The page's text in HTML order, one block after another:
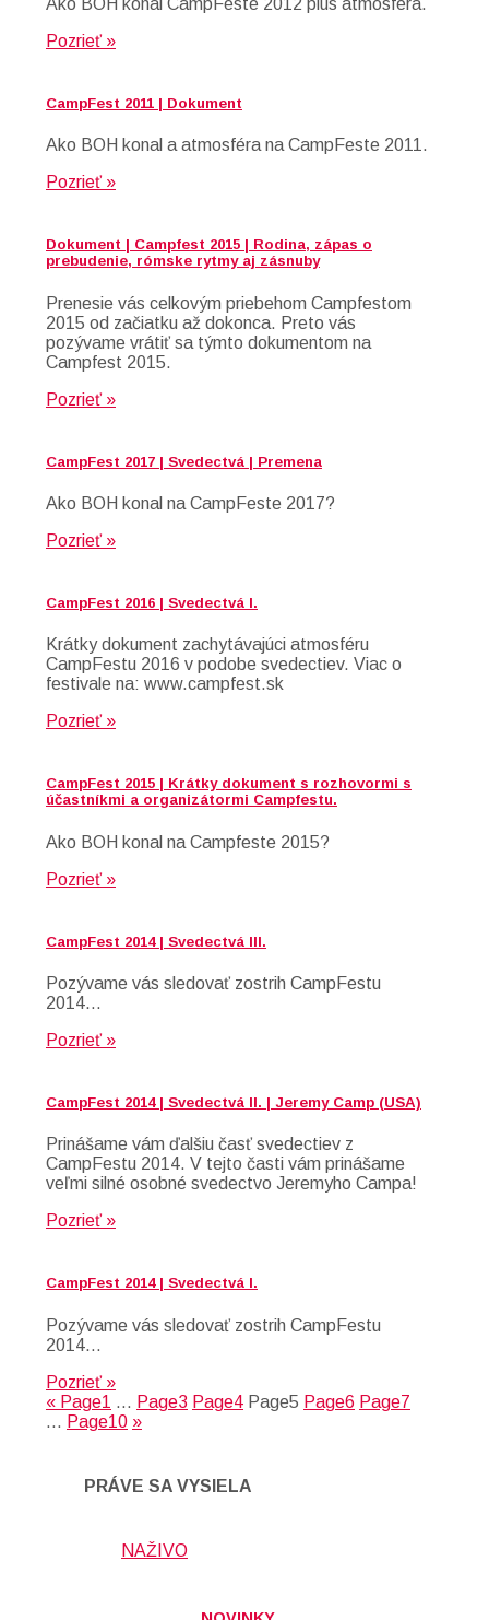
Pozrieť »
CampFest 2011 | Dokument
Ako BOH konal a atmosféra na CampFeste 2011.
Pozrieť »
Dokument | Campfest 2015 | Rodina, zápas o
prebudenie, rómske rytmy aj zásnuby
Prenesie vás celkovým priebehom Campfestom
2015 od začiatku až dokonca. Preto vás
pozývame vrátiť sa týmto dokumentom na
Campfest 2015.
Pozrieť »
CampFest 2017 | Svedectvá | Premena
Ako BOH konal na CampFeste 2017?
Pozrieť »
CampFest 2016 | Svedectvá I.
Krátky dokument zachytávajúci atmosféru
CampFestu 2016 v podobe svedectiev. Viac o
festivale na: www.campfest.sk
Pozrieť »
CampFest 2015 | Krátky dokument s rozhovormi s
účastníkmi a organizátormi Campfestu.
Ako BOH konal na Campfeste 2015?
Pozrieť »
CampFest 2014 | Svedectvá III.
Pozývame vás sledovať zostrih CampFestu
2014…
Pozrieť »
CampFest 2014 | Svedectvá II. | Jeremy Camp (USA)
Prinášame vám ďalšiu časť svedectiev z
CampFestu 2014. V tejto časti vám prinášame
veľmi silné osobné svedectvo Jeremyho Campa!
Pozrieť »
CampFest 2014 | Svedectvá I.
Pozývame vás sledovať zostrih CampFestu
2014…
Pozrieť »
« Page1 … Page3 Page4 Page5 Page6 Page7
… Page10 »
PRÁVE SA VYSIELA
NAŽIVO